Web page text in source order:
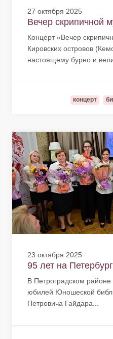
27 октября 2025
Вечер скрипичной
Концерт «Вечер
Кировских островов
настоящему бурно и
концерт
23 октября 2025
95 лет на
В Петроградском
юбилей Юношеской
Петровича Гайдара...